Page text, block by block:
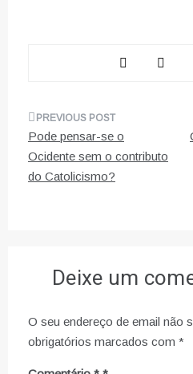
Navegação
de
artigos
Pode pensar-se o
Ocidente sem o contributo
do Catolicismo?
Deixe um
O seu endereço de email não
obrigatórios marcados com *